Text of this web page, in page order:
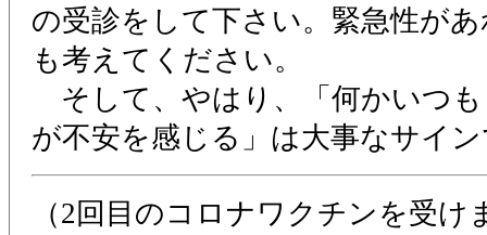
の受診をして下さい。緊急性が
も考えてください。
そして、やはり、「何かいつ
が不安を感じる」は大事なサイ
（2回目のコロナワクチンを受